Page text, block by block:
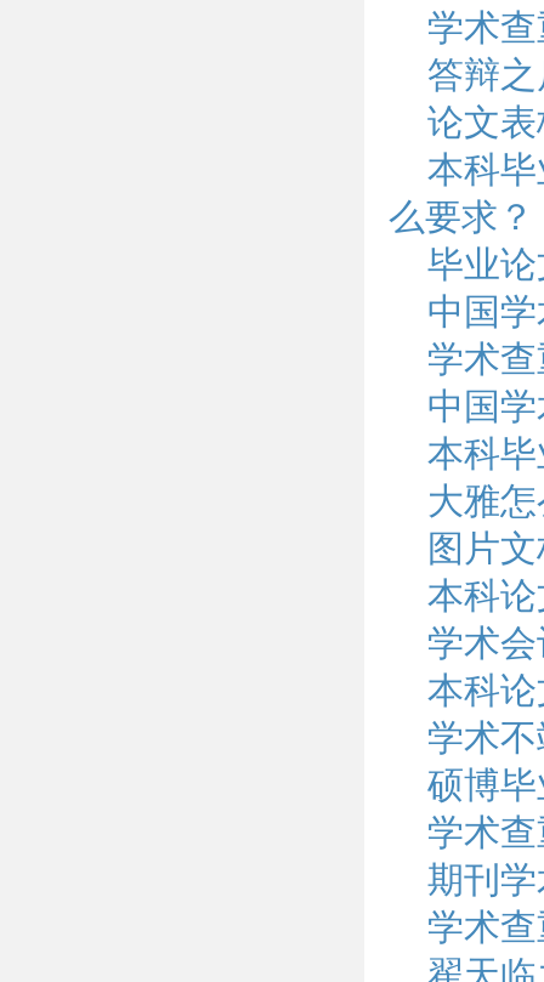
学术
答辩
论文
本科
么要求？
毕业
中国
学术
中国
本科
大雅
图片
本科
学术
本科
学术
硕博
学术
期刊
学术